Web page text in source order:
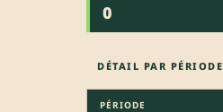
0
DÉTAIL PAR PÉRIODE
PÉRIODE